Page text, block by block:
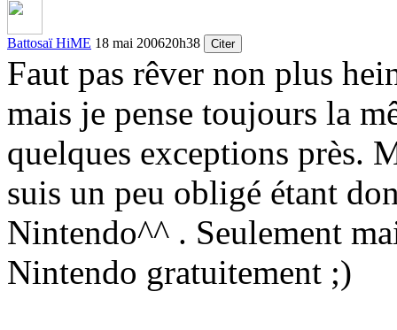
Battosaï HiME 18 mai 200620h38 Citer
Faut pas rêver non plus
mais je pense toujours la
quelques exceptions près.
suis un peu obligé étant
Nintendo^^ . Seulement
Nintendo gratuitement ;)